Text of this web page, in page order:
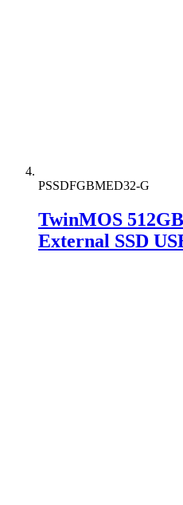
PSSDFGBMED32-G
TwinMOS
External SSD